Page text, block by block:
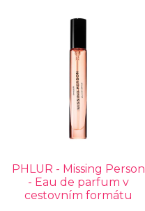
PHLUR - Missing Person
- Eau de parfum v
cestovním formátu